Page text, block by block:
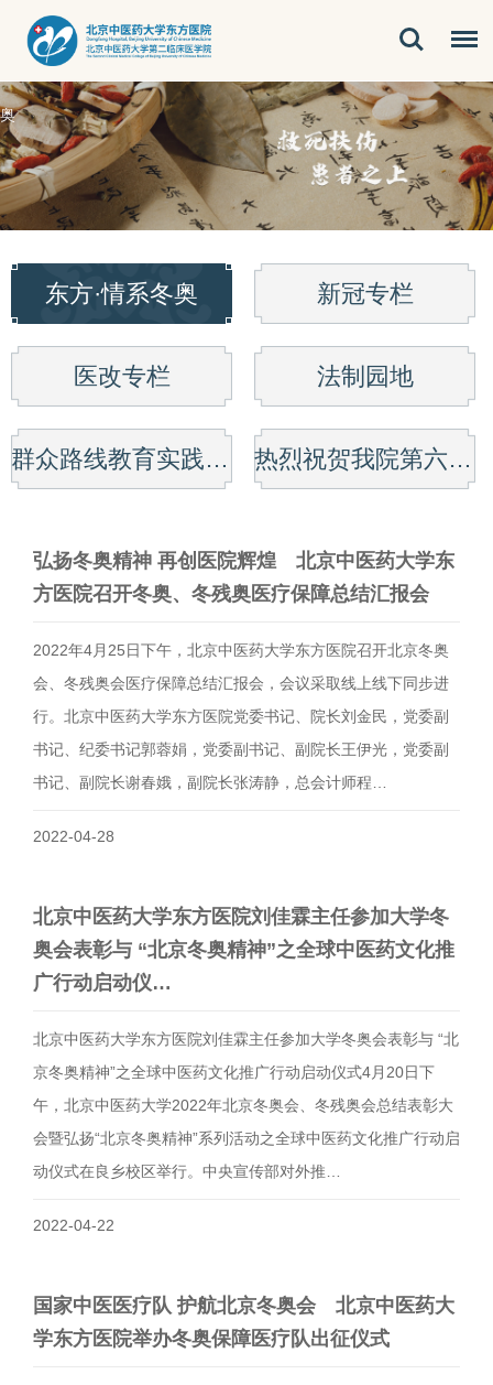
东方·情系冬奥 新冠专栏
医改专栏 法制园地
群众路线教育实践活动 热烈祝贺我院第六次党代会胜利召开
弘扬冬奥精神 再创医院辉煌 北京中医药大学东
方医院召开冬奥、冬残奥医疗保障总结汇报会
2022年4月25日下午，北京中医药大学东方医院召开北京冬奥
会、冬残奥会医疗保障总结汇报会，会议采取线上线下同步进
行。北京中医药大学东方医院党委书记、院长刘金民，党委副
书记、纪委书记郭蓉娟，党委副书记、副院长王伊光，党委副
书记、副院长谢春娥，副院长张涛静，总会计师程…
2022-04-28
北京中医药大学东方医院刘佳霖主任参加大学冬
奥会表彰与 “北京冬奥精神”之全球中医药文化推
广行动启动仪…
北京中医药大学东方医院刘佳霖主任参加大学冬奥会表彰与 “北
京冬奥精神”之全球中医药文化推广行动启动仪式4月20日下
午，北京中医药大学2022年北京冬奥会、冬残奥会总结表彰大
会暨弘扬“北京冬奥精神”系列活动之全球中医药文化推广行动启
动仪式在良乡校区举行。中央宣传部对外推…
2022-04-22
国家中医医疗队 护航北京冬奥会 北京中医药大
学东方医院举办冬奥保障医疗队出征仪式